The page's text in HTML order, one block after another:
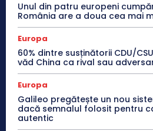
Unul din patru europeni
România are a doua cea mai
Europa
60% dintre susținătorii CDU/
văd China ca rival sau
Europa
Galileo pregătește un nou
dacă semnalul folosit pentru
autentic